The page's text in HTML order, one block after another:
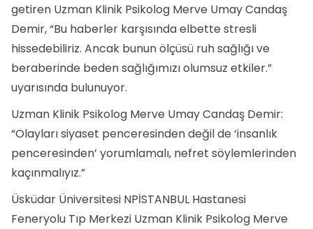
getiren Uzman Klinik Psikolog Merve Umay Candaş
Demir, “Bu haberler karşısında elbette stresli
hissedebiliriz. Ancak bunun ölçüsü ruh sağlığı ve
beraberinde beden sağlığımızı olumsuz etkiler.”
uyarısında bulunuyor.
Uzman Klinik Psikolog Merve Umay Candaş Demir:
“Olayları siyaset penceresinden değil de ‘insanlık
penceresinden’ yorumlamalı, nefret söylemlerinden
kaçınmalıyız.”
Üsküdar Üniversitesi NPİSTANBUL Hastanesi
Feneryolu Tıp Merkezi Uzman Klinik Psikolog Merve